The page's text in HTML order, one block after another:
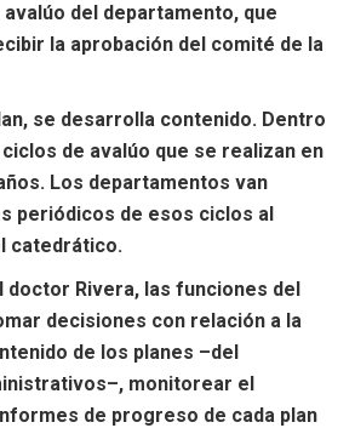
del departamento, que
la aprobación del comité de la
se desarrolla contenido. Dentro
ciclos de avalúo que se realizan en
Los departamentos van
periódicos de esos ciclos al
catedrático.
doctor Rivera, las funciones del
decisiones con relación a la
de los planes –del
monitorear el
de progreso de cada plan